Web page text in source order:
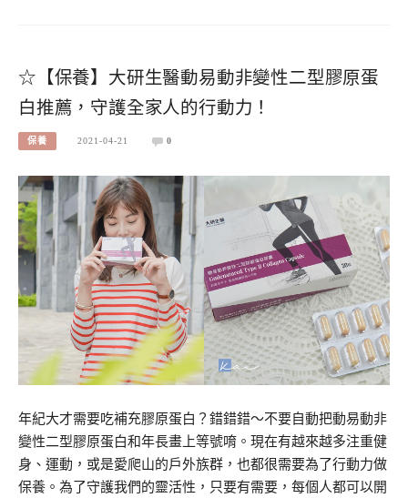
☆【保養】大研生醫動易動非變性二型膠原蛋
白推薦，守護全家人的行動力！
保養 2021-04-21 0
年紀大才需要吃補充膠原蛋白？錯錯錯～不要自動把動易動非
變性二型膠原蛋白和年長畫上等號唷。現在有越來越多注重健
身、運動，或是愛爬山的戶外族群，也都很需要為了行動力做
保養。為了守護我們的靈活性，只要有需要，每個人都可以開